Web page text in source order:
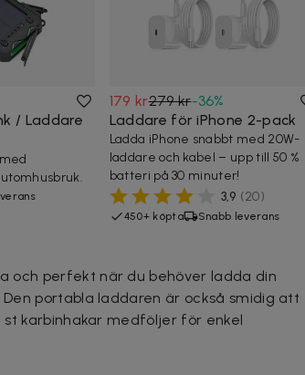
/ Laddare
179 kr279 kr-36%
Laddare för iPhone 2-pack
Ladda iPhone snabbt med 20W-
laddare och kabel – upp till 50 %
batteri på 30 minuter!
3,9 (20)
450+ köpta Snabb leverans
och perfekt när du behöver ladda din
portabla laddaren är också smidig att
karbinhakar medföljer för enkel